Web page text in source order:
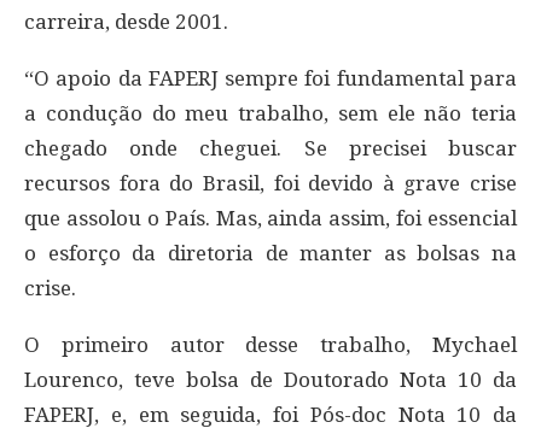
carreira, desde 2001.
“O apoio da FAPERJ sempre foi fundamental para
a condução do meu trabalho, sem ele não teria
chegado onde cheguei. Se precisei buscar
recursos fora do Brasil, foi devido à grave crise
que assolou o País. Mas, ainda assim, foi essencial
o esforço da diretoria de manter as bolsas na
crise.
O primeiro autor desse trabalho, Mychael
Lourenco, teve bolsa de Doutorado Nota 10 da
FAPERJ, e, em seguida, foi Pós-doc Nota 10 da